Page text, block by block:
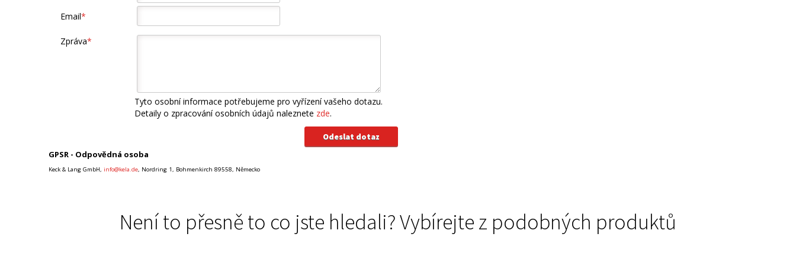
Email*
Zpráva*
Tyto osobní informace potřebujeme pro vyřízení vašeho dotazu.
Detaily o zpracování osobních údajů naleznete zde.
GPSR - Odpovědná osoba
Keck & Lang GmbH, info@kela.de, Nordring 1, Bohmenkirch 89558, Německo
Není to přesně to co jste hledali? Vybírejte z podobných produktů